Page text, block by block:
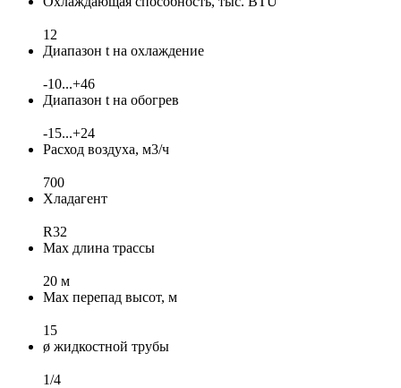
12
Диапазон t на охлаждение
-10...+46
Диапазон t на обогрев
-15...+24
Расход воздуха, м3/ч
700
Хладагент
R32
Max длина трассы
20 м
Max перепад высот, м
15
ø жидкостной трубы
1/4